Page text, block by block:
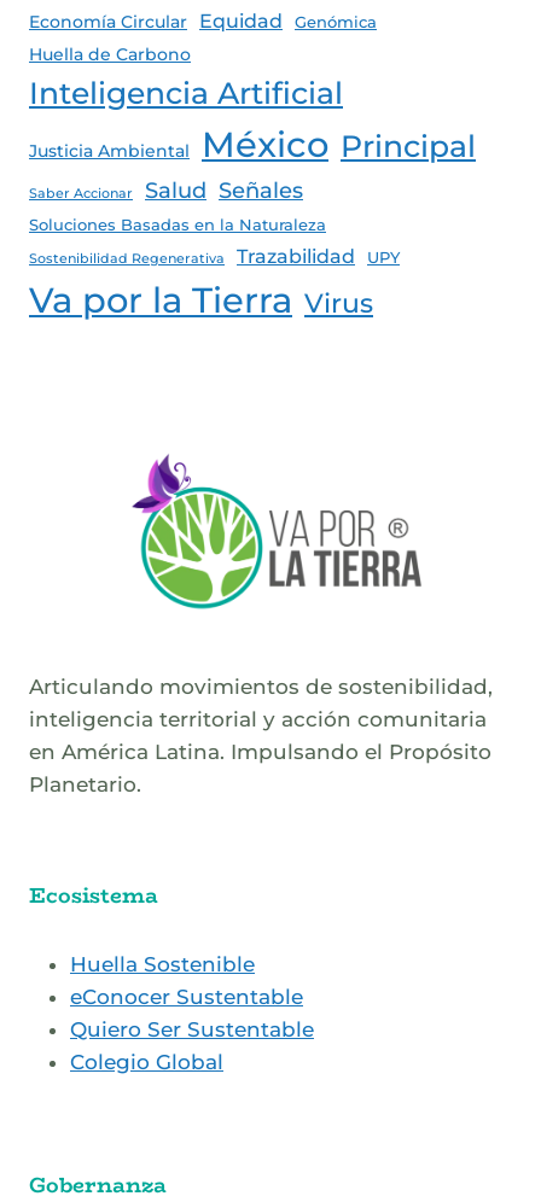
Economía Circular Equidad Genómica
Huella de Carbono
Inteligencia Artificial
Justicia Ambiental México Principal
Saber Accionar Salud Señales
Soluciones Basadas en la Naturaleza
Sostenibilidad Regenerativa Trazabilidad UPY
Va por la Tierra Virus
Articulando movimientos de sostenibilidad,
inteligencia territorial y acción comunitaria
en América Latina. Impulsando el Propósito
Planetario.
Ecosistema
Huella Sostenible
eConocer Sustentable
Quiero Ser Sustentable
Colegio Global
Gobernanza